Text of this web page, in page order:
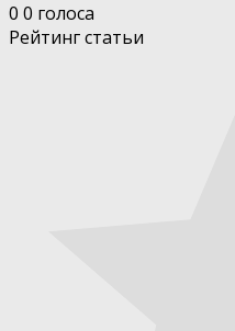
0 0 голоса
Рейтинг статьи